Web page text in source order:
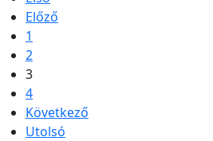
Előző
1
2
3
4
Következő
Utolsó